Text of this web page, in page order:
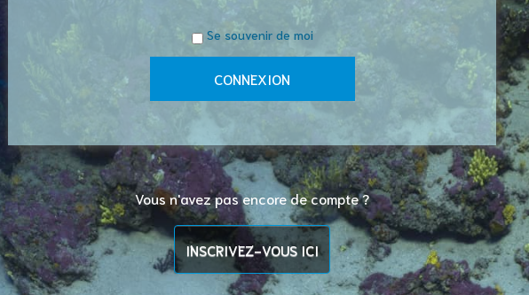
Se souvenir de moi
Vous n'avez pas encore de compte ?
INSCRIVEZ-VOUS ICI